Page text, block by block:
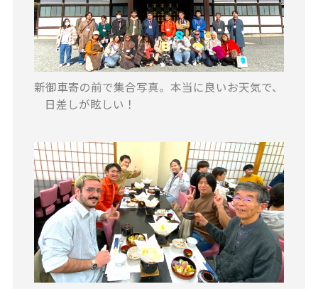
新御車寄の前で集合写真。本当に良いお天気で、
日差しが眩しい！